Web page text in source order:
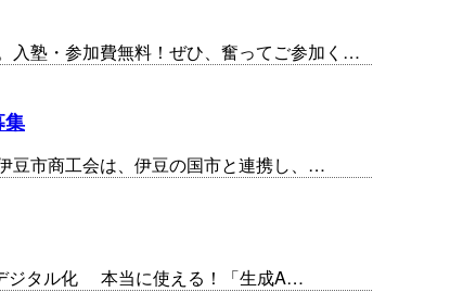
入塾・参加費無料！ぜひ、奮ってご参加く…
集
豆市商工会は、伊豆の国市と連携し、…
ジタル化 本当に使える！「生成A…